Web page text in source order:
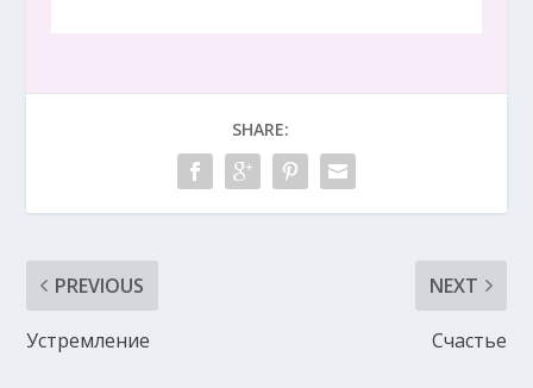
SHARE:
PREVIOUS
Устремление
NEXT
Счастье